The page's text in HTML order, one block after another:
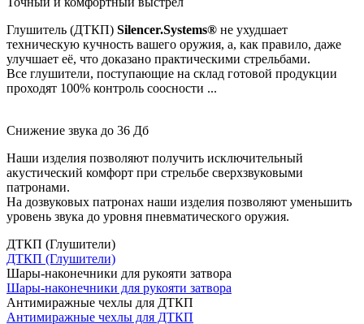
Глушитель (ДТКП) Silencer.Systems® не ухудшает
техническую кучность вашего оружия, а, как правило, даже
улучшает её, что доказано практическими стрельбами.
Все глушители, поступающие на склад готовой продукции
проходят 100% контроль соосности ...
Снижение звука до 36 Дб
Наши изделия позволяют получить исключительный
акустический комфорт при стрельбе сверхзвуковыми
патронами.
На дозвуковых патронах наши изделия позволяют уменьшить
уровень звука до уровня пневматического оружия.
ДТКП (Глушители)
ДТКП (Глушители)
Шары-наконечники для рукояти затвора
Шары-наконечники для рукояти затвора
Антимиражные чехлы для ДТКП
Антимиражные чехлы для ДТКП